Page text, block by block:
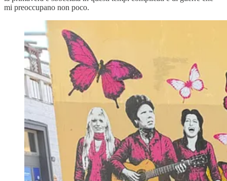
mi preoccupano non poco.